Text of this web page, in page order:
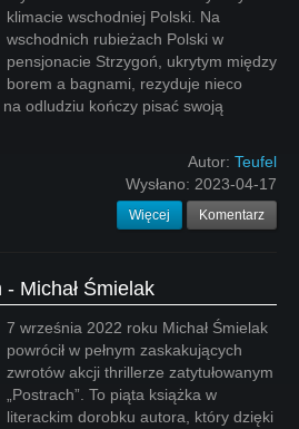
klimacie wschodniej Polski. Na
wschodnich rubieżach Polski w
pensjonacie Strzygoń, ukrytym między
borem a bagnami, rezyduje nieco
odludziu kończy pisać swoją
Autor: Teufel
Wysłano: 2023-04-17
Więcej Komentarz
- Michał Śmielak
7 września 2022 roku Michał Śmielak
powrócił w pełnym zaskakujących
zwrotów akcji thrillerze zatytułowanym
„Postrach”. To piąta książka w
literackim dorobku autora, który dzięki